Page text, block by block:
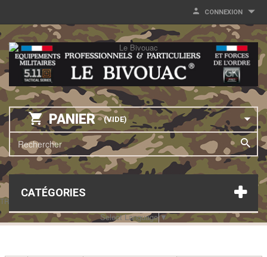
CONNEXION
PANIER (VIDE)
CATÉGORIES
TRANSLATE THIS PAGE
Select Language▼